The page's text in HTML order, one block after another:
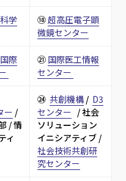
学
⑱ 超高圧電子顕
微鏡センター
際
㉑ 国際医工情報
センター
ー /
/ 情
ィ
㉔ 共創機構 / D3
センター
   / 社会
ソリューション
社会技術共創研
究センター